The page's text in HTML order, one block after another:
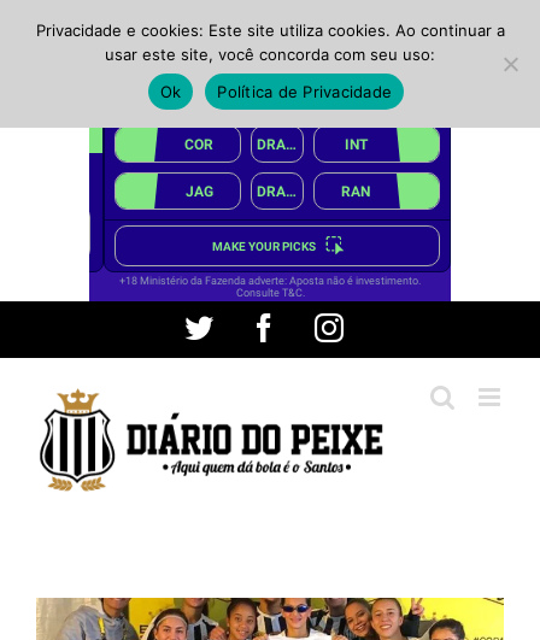
conteúdo
Twitter FacebookInstagram
Privacidade e cookies: Este site utiliza cookies. Ao continuar a
usar este site, você concorda com seu uso:
Ok
Política de Privacidade